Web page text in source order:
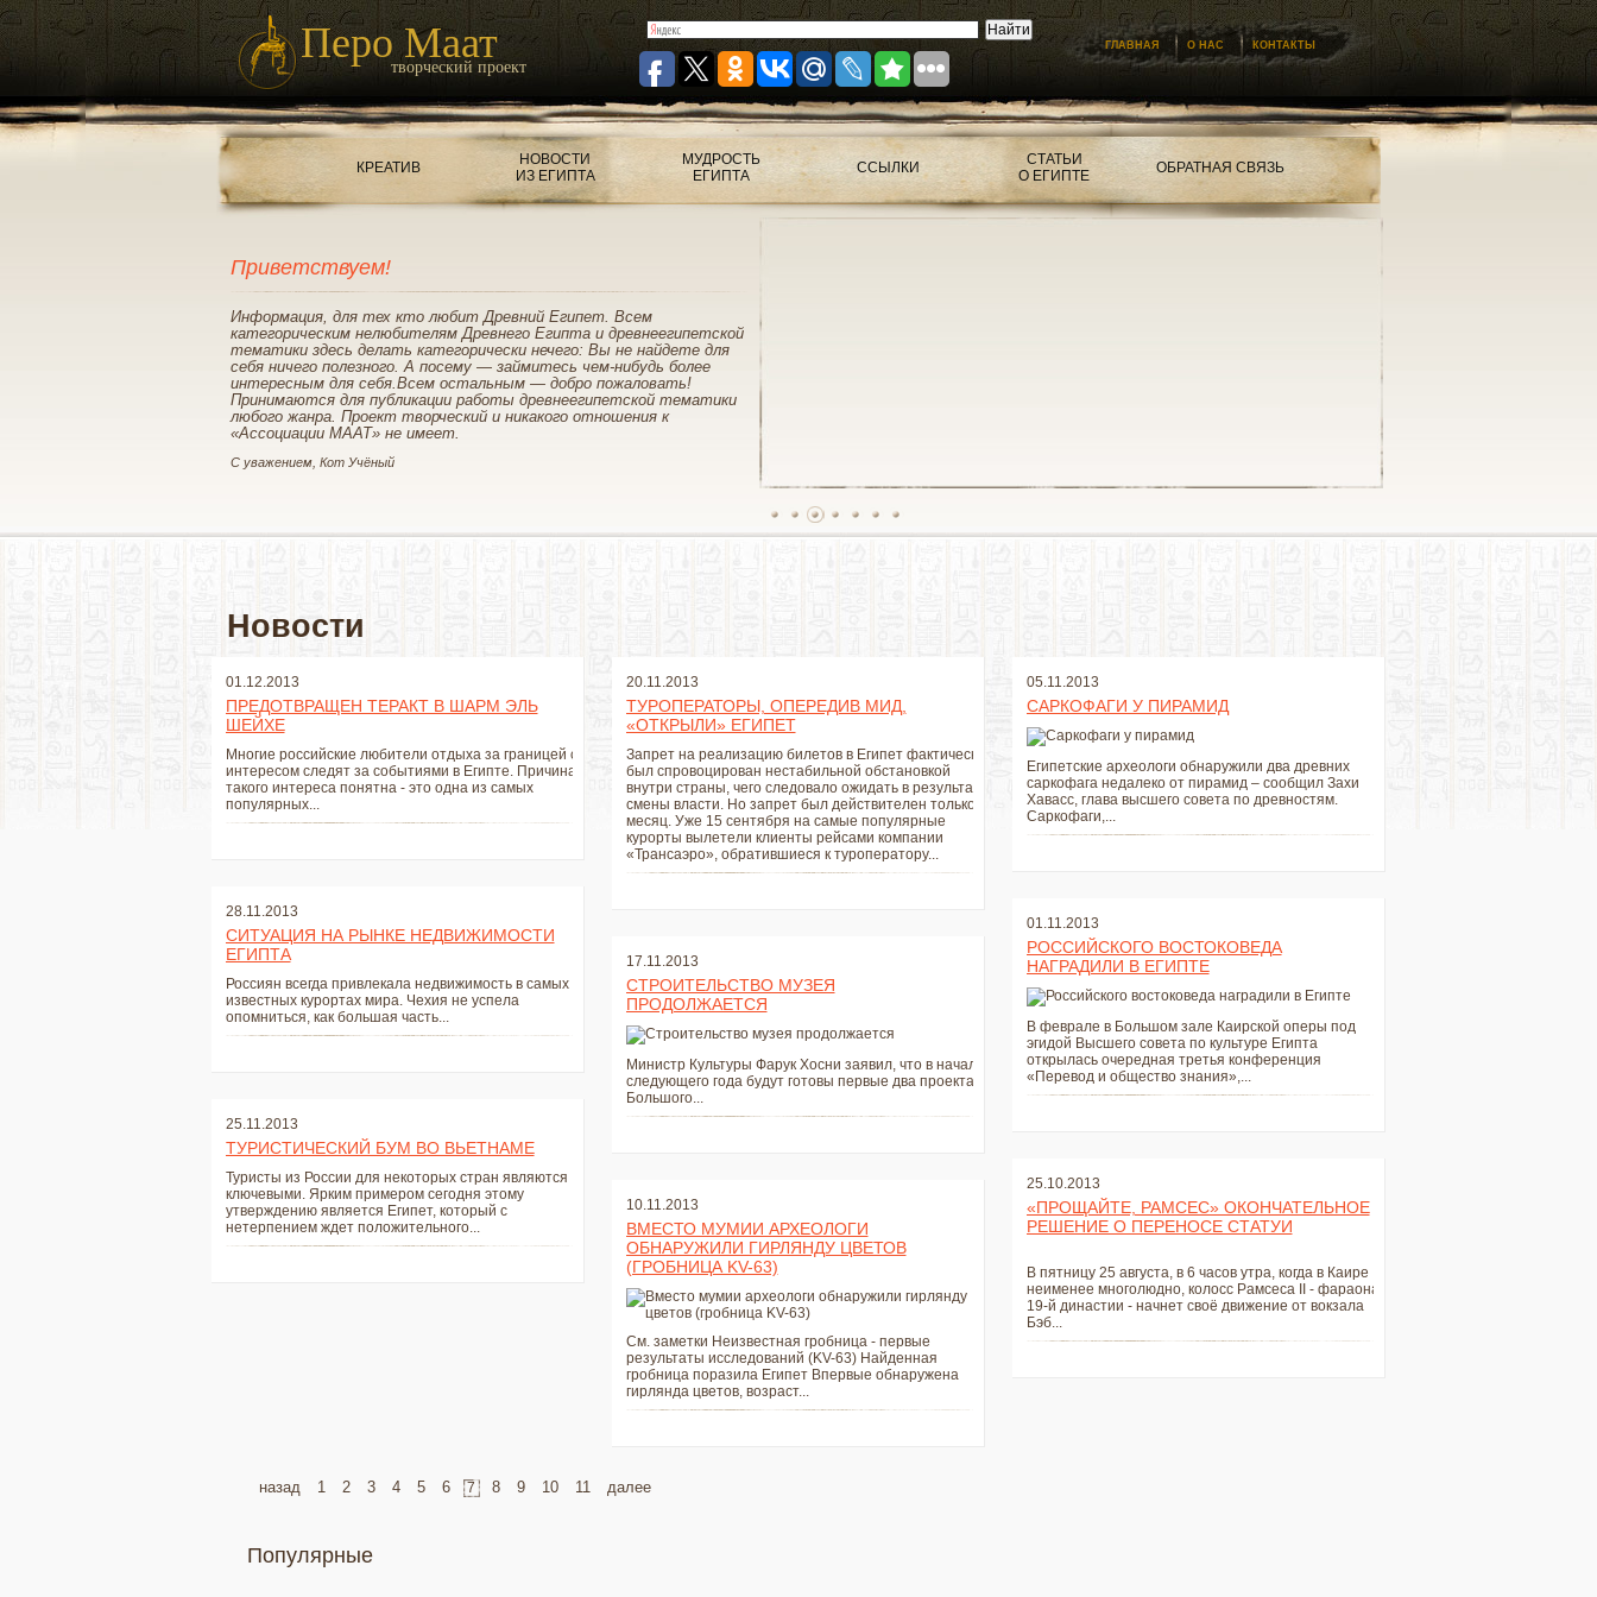
Перо Маат
творческий проект
ГЛАВНАЯ О НАС КОНТАКТЫ
КРЕАТИВ
НОВОСТИ
ИЗ ЕГИПТА
МУДРОСТЬ
ЕГИПТА
ССЫЛКИ
СТАТЬИ
О ЕГИПТЕ
ОБРАТНАЯ СВЯЗЬ
Приветствуем!
Информация, для тех кто любит Древний Египет. Всем
категорическим нелюбителям Древнего Египта и древнеегипетской
тематики здесь делать категорически нечего: Вы не найдете для
себя ничего полезного. А посему — займитесь чем-нибудь более
интересным для себя.Всем остальным — добро пожаловать!
Принимаются для публикации работы древнеегипетской тематики
любого жанра. Проект творческий и никакого отношения к
«Ассоциации МААТ» не имеет.
С уважением, Кот Учёный
1 2 3 4 5 6 7
Новости
01.12.2013
ПРЕДОТВРАЩЕН ТЕРАКТ В ШАРМ ЭЛЬ
ШЕЙХЕ
Многие российские любители отдыха за границей с
интересом следят за событиями в Египте. Причина
такого интереса понятна - это одна из самых
популярных...
28.11.2013
СИТУАЦИЯ НА РЫНКЕ НЕДВИЖИМОСТИ
ЕГИПТА
Россиян всегда привлекала недвижимость в самых
известных курортах мира. Чехия не успела
опомниться, как большая часть...
25.11.2013
ТУРИСТИЧЕСКИЙ БУМ ВО ВЬЕТНАМЕ
Туристы из России для некоторых стран являются
ключевыми. Ярким примером сегодня этому
утверждению является Египет, который с
нетерпением ждет положительного...
20.11.2013
ТУРОПЕРАТОРЫ, ОПЕРЕДИВ МИД,
«ОТКРЫЛИ» ЕГИПЕТ
Запрет на реализацию билетов в Египет фактически
был спровоцирован нестабильной обстановкой
внутри страны, чего следовало ожидать в результате
смены власти. Но запрет был действителен только
месяц. Уже 15 сентября на самые популярные
курорты вылетели клиенты рейсами компании
«Трансаэро», обратившиеся к туроператору...
17.11.2013
СТРОИТЕЛЬСТВО МУЗЕЯ
ПРОДОЛЖАЕТСЯ
Министр Культуры Фарук Хосни заявил, что в начале
следующего года будут готовы первые два проекта
Большого...
10.11.2013
ВМЕСТО МУМИИ АРХЕОЛОГИ
ОБНАРУЖИЛИ ГИРЛЯНДУ ЦВЕТОВ
(ГРОБНИЦА KV-63)
См. заметки Неизвестная гробница - первые
результаты исследований (KV-63) Найденная
гробница поразила Египет Впервые обнаружена
гирлянда цветов, возраст...
05.11.2013
САРКОФАГИ У ПИРАМИД
Египетские археологи обнаружили два древних
саркофага недалеко от пирамид – сообщил Захи
Хавасс, глава высшего совета по древностям.
Саркофаги,...
01.11.2013
РОССИЙСКОГО ВОСТОКОВЕДА
НАГРАДИЛИ В ЕГИПТЕ
В феврале в Большом зале Каирской оперы под
эгидой Высшего совета по культуре Египта
открылась очередная третья конференция
«Перевод и общество знания»,...
25.10.2013
«ПРОЩАЙТЕ, РАМСЕС» ОКОНЧАТЕЛЬНОЕ
РЕШЕНИЕ О ПЕРЕНОСЕ СТАТУИ
В пятницу 25 августа, в 6 часов утра, когда в Каире
неименее многолюдно, колосс Рамсеса II - фараона
19-й династии - начнет своё движение от вокзала
Бэб...
назад 1 2 3 4 5 6 7 8 9 10 11 далее
Популярные